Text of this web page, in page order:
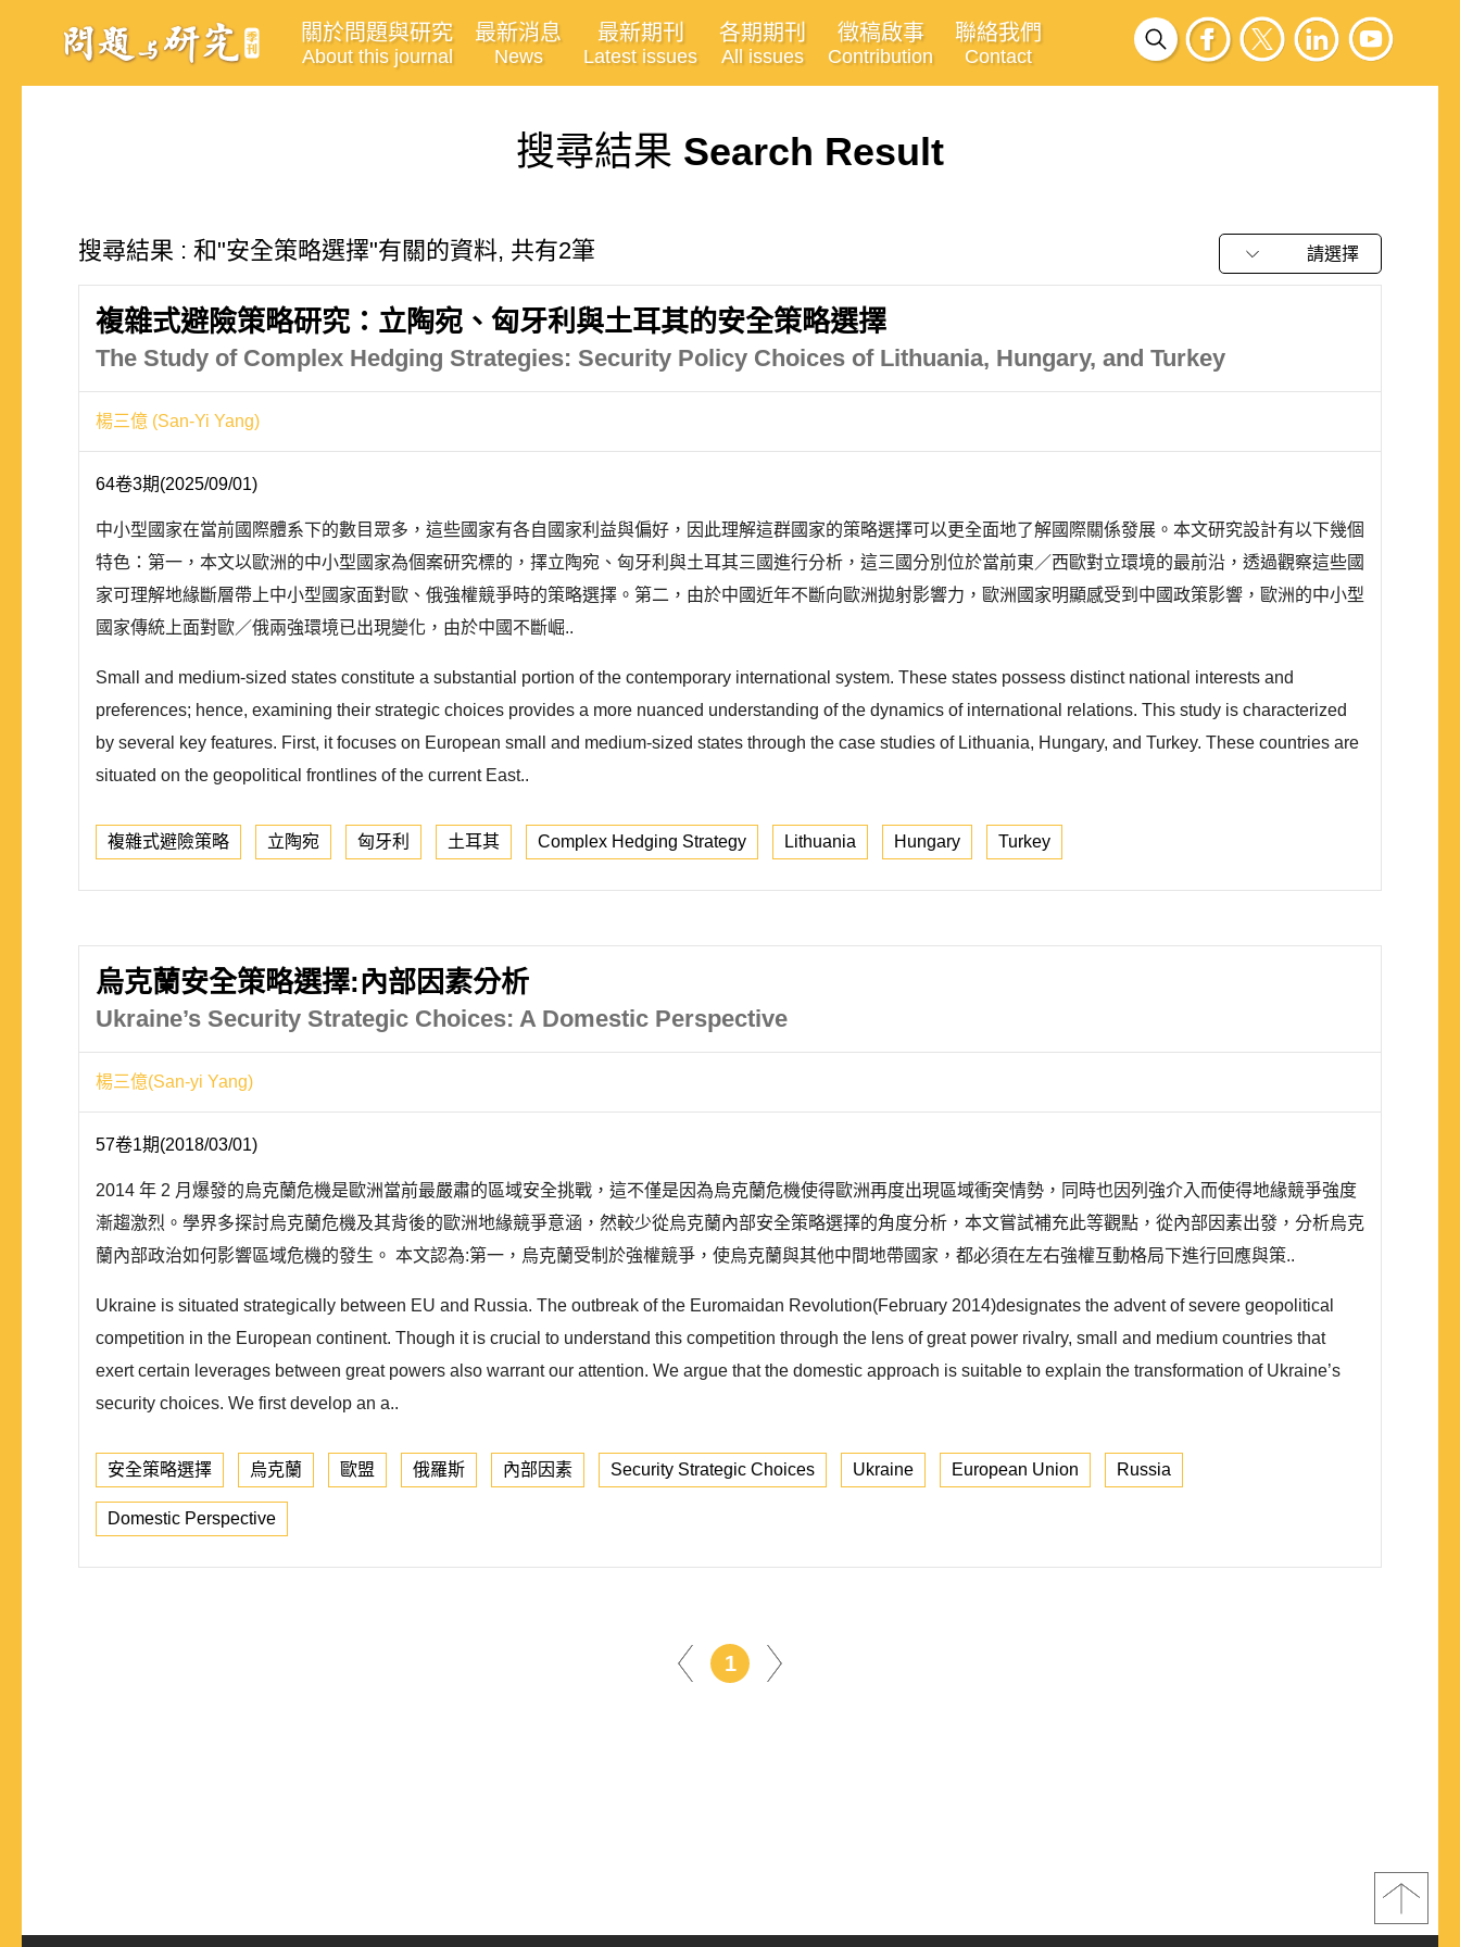
關於問題與研究
About this journal
最新消息
News
最新期刊
Latest issues
各期期刊
All issues
徵稿啟事
Contribution
聯絡我們
Contact
搜尋結果 Search Result
搜尋結果 : 和"安全策略選擇"有關的資料, 共有2筆 請選擇
複雜式避險策略研究：立陶宛、匈牙利與土耳其的安全策略選擇
The Study of Complex Hedging Strategies: Security Policy Choices of Lithuania, Hungary, and Turkey
楊三億 (San-Yi Yang)
64卷3期(2025/09/01)
中小型國家在當前國際體系下的數目眾多，這些國家有各自國家利益與偏好，因此理解這群國家的策略選擇可以更全面地了解國際關係發展。本文研究設計有以下幾個
特色：第一，本文以歐洲的中小型國家為個案研究標的，擇立陶宛、匈牙利與土耳其三國進行分析，這三國分別位於當前東／西歐對立環境的最前沿，透過觀察這些國
家可理解地緣斷層帶上中小型國家面對歐、俄強權競爭時的策略選擇。第二，由於中國近年不斷向歐洲拋射影響力，歐洲國家明顯感受到中國政策影響，歐洲的中小型
國家傳統上面對歐／俄兩強環境已出現變化，由於中國不斷崛..
Small and medium-sized states constitute a substantial portion of the contemporary international system. These states possess distinct national interests and
preferences; hence, examining their strategic choices provides a more nuanced understanding of the dynamics of international relations. This study is characterized
by several key features. First, it focuses on European small and medium-sized states through the case studies of Lithuania, Hungary, and Turkey. These countries are
situated on the geopolitical frontlines of the current East..
複雜式避險策略 立陶宛 匈牙利 土耳其 Complex Hedging Strategy Lithuania Hungary Turkey
烏克蘭安全策略選擇:內部因素分析
Ukraine’s Security Strategic Choices: A Domestic Perspective
楊三億(San-yi Yang)
57卷1期(2018/03/01)
2014 年 2 月爆發的烏克蘭危機是歐洲當前最嚴肅的區域安全挑戰，這不僅是因為烏克蘭危機使得歐洲再度出現區域衝突情勢，同時也因列強介入而使得地緣競爭強度
漸趨激烈。學界多探討烏克蘭危機及其背後的歐洲地緣競爭意涵，然較少從烏克蘭內部安全策略選擇的角度分析，本文嘗試補充此等觀點，從內部因素出發，分析烏克
蘭內部政治如何影響區域危機的發生。 本文認為:第一，烏克蘭受制於強權競爭，使烏克蘭與其他中間地帶國家，都必須在左右強權互動格局下進行回應與策..
Ukraine is situated strategically between EU and Russia. The outbreak of the Euromaidan Revolution(February 2014)designates the advent of severe geopolitical
competition in the European continent. Though it is crucial to understand this competition through the lens of great power rivalry, small and medium countries that
exert certain leverages between great powers also warrant our attention. We argue that the domestic approach is suitable to explain the transformation of Ukraine’s
security choices. We first develop an a..
安全策略選擇 烏克蘭 歐盟 俄羅斯 內部因素 Security Strategic Choices Ukraine European Union Russia
Domestic Perspective
1